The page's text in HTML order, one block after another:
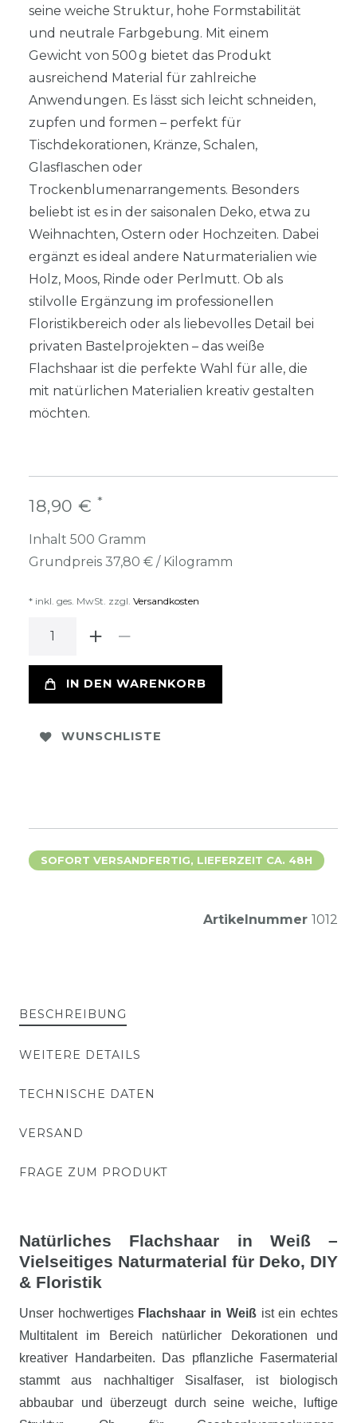
seine weiche Struktur, hohe Formstabilität
und neutrale Farbgebung. Mit einem
Gewicht von 500 g bietet das Produkt
ausreichend Material für zahlreiche
Anwendungen. Es lässt sich leicht schneiden,
zupfen und formen – perfekt für
Tischdekorationen, Kränze, Schalen,
Glasflaschen oder
Trockenblumenarrangements. Besonders
beliebt ist es in der saisonalen Deko, etwa zu
Weihnachten, Ostern oder Hochzeiten. Dabei
ergänzt es ideal andere Naturmaterialien wie
Holz, Moos, Rinde oder Perlmutt. Ob als
stilvolle Ergänzung im professionellen
Floristikbereich oder als liebevolles Detail bei
privaten Bastelprojekten – das weiße
Flachshaar ist die perfekte Wahl für alle, die
mit natürlichen Materialien kreativ gestalten
möchten.
18,90 € *
Inhalt 500 Gramm
Grundpreis 37,80 € / Kilogramm
* inkl. ges. MwSt. zzgl. Versandkosten
IN DEN WARENKORB
WUNSCHLISTE
SOFORT VERSANDFERTIG, LIEFERZEIT CA. 48H
Artikelnummer 1012
BESCHREIBUNG
WEITERE DETAILS
TECHNISCHE DATEN
VERSAND
FRAGE ZUM PRODUKT
Natürliches Flachshaar in Weiß –
Vielseitiges Naturmaterial für Deko, DIY
& Floristik
Unser hochwertiges Flachshaar in Weißist ein echtes
Multitalent im Bereich natürlicher Dekorationen und
kreativer Handarbeiten. Das pflanzliche Fasermaterial
stammt aus nachhaltiger Sisalfaser, ist biologisch
abbaubar und überzeugt durch seine weiche, luftige